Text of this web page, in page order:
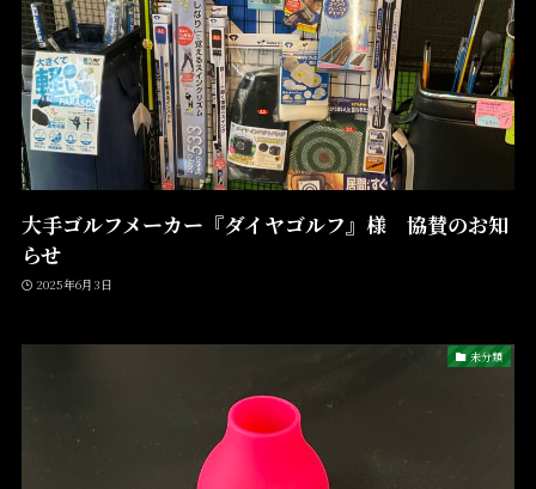
大手ゴルフメーカー『ダイヤゴルフ』様 協賛のお知
らせ
2025年6月3日
未分類